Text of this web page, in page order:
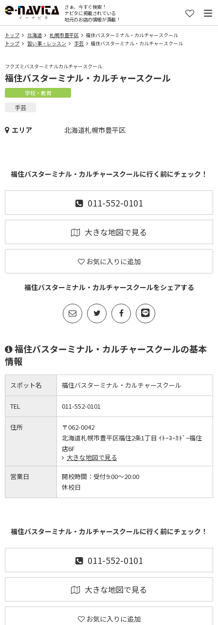
さぁ、今すぐ検索！
ナビタに掲載されている
地元のお店の情報が満載！
トップ 北海道 札幌市豊平区
福住バスターミナル・カルチャースクール
トップ
習い事・レッスン 手芸 福住バスターミナル・カルチャースクール
フクズミバスターミナルカルチャースクール
福住バスターミナル・カルチャースクール
学校・教育
手芸
エリア 北海道札幌市豊平区
福住バスターミナル・カルチャースクールに行く前にチェック！
011-552-0101
大きな地図で見る
お気に入りに追加
福住バスターミナル・カルチャースクールをシェアする
福住バスターミナル・カルチャースクールの基本
情報
スポット名 福住バスターミナル・カルチャースクール
TEL 011-552-0101
住所
〒062-0042
北海道札幌市豊平区福住2条1丁目 ｲﾄｰﾖｰｶﾄﾞｰ福住
店6F
大きな地図で見る
営業日 開校時間： 受付9:00～20:00
休校日
福住バスターミナル・カルチャースクールに行く前にチェック！
011-552-0101
大きな地図で見る
お気に入りに追加